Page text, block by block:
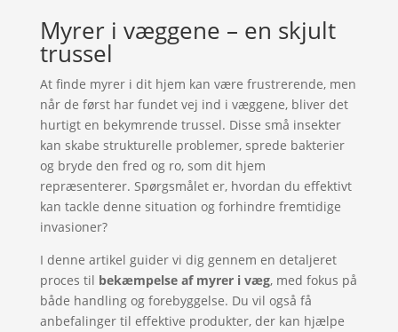
Myrer i væggene – en skjult
trussel
At finde myrer i dit hjem kan være frustrerende, men
når de først har fundet vej ind i væggene, bliver det
hurtigt en bekymrende trussel. Disse små insekter
kan skabe strukturelle problemer, sprede bakterier
og bryde den fred og ro, som dit hjem
repræsenterer. Spørgsmålet er, hvordan du effektivt
kan tackle denne situation og forhindre fremtidige
invasioner?
I denne artikel guider vi dig gennem en detaljeret
proces til bekæmpelse af myrer i væg, med fokus på
både handling og forebyggelse. Du vil også få
anbefalinger til effektive produkter, der kan hjælpe